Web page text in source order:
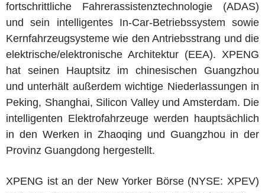
fortschrittliche Fahrerassistenztechnologie (ADAS)
und sein intelligentes In-Car-Betriebssystem sowie
Kernfahrzeugsysteme wie den Antriebsstrang und die
elektrische/elektronische Architektur (EEA). XPENG
hat seinen Hauptsitz im chinesischen Guangzhou
und unterhält außerdem wichtige Niederlassungen in
Peking, Shanghai, Silicon Valley und Amsterdam. Die
intelligenten Elektrofahrzeuge werden hauptsächlich
in den Werken in Zhaoqing und Guangzhou in der
Provinz Guangdong hergestellt.
XPENG ist an der New Yorker Börse (NYSE: XPEV)